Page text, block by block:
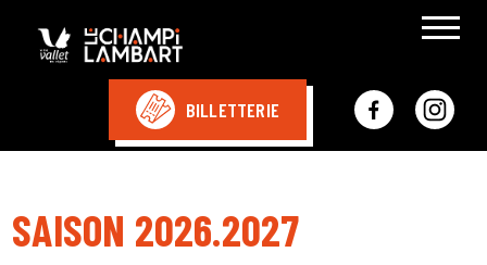
BILLETTERIE
SAISON 2026.2027